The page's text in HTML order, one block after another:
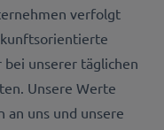
verfolgt
unserer täglichen
Unsere Werte
an uns und unsere